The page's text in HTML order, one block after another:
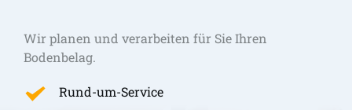
Wir planen und verarbeiten für Sie Ihren
Bodenbelag.
Rund-um-Service